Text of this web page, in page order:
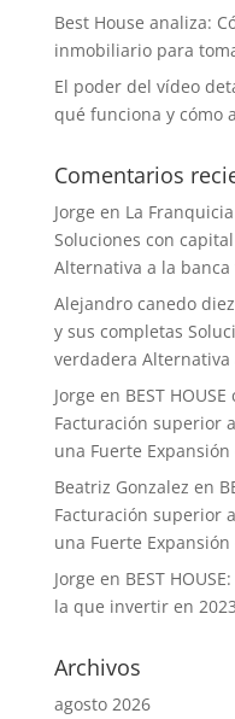
Best House analiza:
inmobiliario para
El poder del vídeo
qué funciona y cómo
Comentarios
Jorge en La
Soluciones con
Alternativa a la
Alejandro canedo diez
y sus completas
verdadera
Jorge en BEST
Facturación superior
una Fuerte Expansión
Beatriz Gonzalez en
Facturación superior
una Fuerte Expansión
Jorge en BEST
la que invertir en
Archivos
agosto 2026